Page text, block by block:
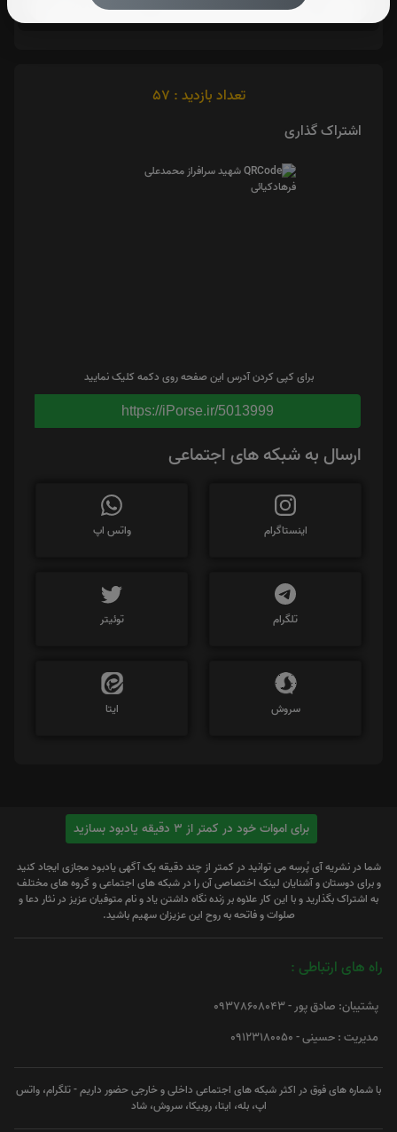
تعداد بازدید : 57
اشتراک گذاری
برای کپی کردن آدرس این صفحه روی دکمه کلیک نمایید
https://iPorse.ir/5013999
ارسال به شبکه های اجتماعی
اینستاگرام واتس اپ
تلگرام توئیتر
سروش ایتا
برای اموات خود در کمتر از 3 دقیقه یادبود بسازید
شما در نشریه آی پُرسِه می توانید در کمتر از چند دقیقه یک آگهی یادبود مجازی ایجاد کنید
و برای دوستان و آشنایان لینک اختصاصی آن را در شبکه های اجتماعی و گروه های مختلف
به اشتراک بگذارید و با این کار علاوه بر زنده نگاه داشتن یاد و نام متوفیان عزیز در نثار دعا و
صلوات و فاتحه به روح این عزیزان سهیم باشید.
راه های ارتباطی :
پشتیبان: صادق پور - 09378608043
مدیریت : حسینی - 09123180050
با شماره های فوق در اکثر شبکه های اجتماعی داخلی و خارجی حضور داریم - تلگرام، واتس
اپ، بله، ایتا، روبیکا، سروش، شاد